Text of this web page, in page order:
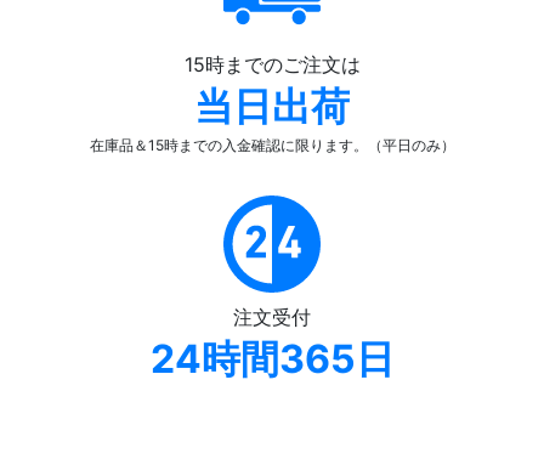
15時までのご注文は
当日出荷
在庫品＆15時までの入金確認に限ります。（平日のみ）
注文受付
24時間365日